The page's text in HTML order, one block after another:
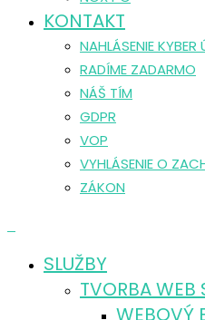
KONTAKT
NAHLÁSENIE KYBER
RADÍME ZADARMO
NÁŠ TÍM
GDPR
VOP
VYHLÁSENIE O
ZÁKON
SLUŽBY
TVORBA WEB
WEBOVÝ